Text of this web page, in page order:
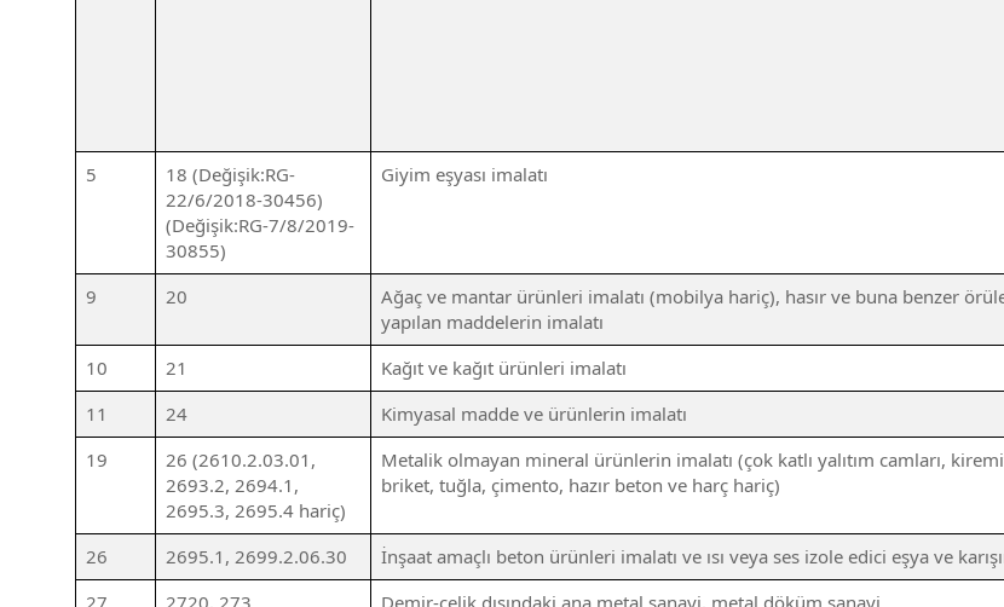
5
18 (Değişik:RG-
22/6/2018-30456)
(Değişik:RG-7/8/2019-
30855)
Giyim eşyası imalatı
9 20
Ağaç ve mantar ürünleri imalatı (mobilya hariç), hasır ve buna benzer
yapılan maddelerin imalatı
10 21 Kağıt ve kağıt ürünleri imalatı
11
24 Kimyasal madde ve ürünlerin imalatı
19
26 (2610.2.03.01,
2693.2, 2694.1,
2695.3, 2695.4 hariç)
Metalik olmayan mineral ürünlerin imalatı (çok katlı yalıtım camları,
briket, tuğla, çimento, hazır beton ve harç hariç)
26 2695.1, 2699.2.06.30 İnşaat amaçlı beton ürünleri imalatı ve ısı veya ses izole edici eşya ve
27
2720, 273 Demir-çelik dışındaki ana metal sanayi, metal döküm sanayi